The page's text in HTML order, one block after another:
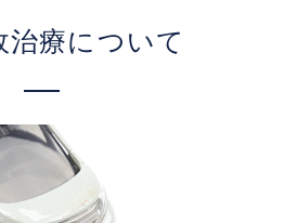
治療について